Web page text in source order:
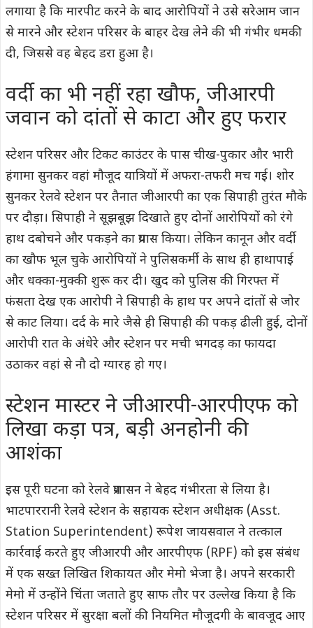
लगाया है कि मारपीट करने के बाद आरोपियों ने उसे सरेआम जान
से मारने और स्टेशन परिसर के बाहर देख लेने की भी गंभीर धमकी
दी, जिससे वह बेहद डरा हुआ है।
वर्दी का भी नहीं रहा खौफ, जीआरपी
जवान को दांतों से काटा और हुए फरार
स्टेशन परिसर और टिकट काउंटर के पास चीख-पुकार और भारी
हंगामा सुनकर वहां मौजूद यात्रियों में अफरा-तफरी मच गई। शोर
सुनकर रेलवे स्टेशन पर तैनात जीआरपी का एक सिपाही तुरंत मौके
पर दौड़ा। सिपाही ने सूझबूझ दिखाते हुए दोनों आरोपियों को रंगे
हाथ दबोचने और पकड़ने का प्रयास किया। लेकिन कानून और वर्दी
का खौफ भूल चुके आरोपियों ने पुलिसकर्मी के साथ ही हाथापाई
और धक्का-मुक्की शुरू कर दी। खुद को पुलिस की गिरफ्त में
फंसता देख एक आरोपी ने सिपाही के हाथ पर अपने दांतों से जोर
से काट लिया। दर्द के मारे जैसे ही सिपाही की पकड़ ढीली हुई, दोनों
आरोपी रात के अंधेरे और स्टेशन पर मची भगदड़ का फायदा
उठाकर वहां से नौ दो ग्यारह हो गए।
स्टेशन मास्टर ने जीआरपी-आरपीएफ को
लिखा कड़ा पत्र, बड़ी अनहोनी की
आशंका
इस पूरी घटना को रेलवे प्रशासन ने बेहद गंभीरता से लिया है।
भाटपाररानी रेलवे स्टेशन के सहायक स्टेशन अधीक्षक (Asst.
Station Superintendent) रूपेश जायसवाल ने तत्काल
कार्रवाई करते हुए जीआरपी और आरपीएफ (RPF) को इस संबंध
में एक सख्त लिखित शिकायत और मेमो भेजा है। अपने सरकारी
मेमो में उन्होंने चिंता जताते हुए साफ तौर पर उल्लेख किया है कि
स्टेशन परिसर में सुरक्षा बलों की नियमित मौजूदगी के बावजूद आए